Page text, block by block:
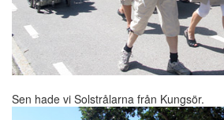
Sen hade vi Solstrålarna från Kungsör.